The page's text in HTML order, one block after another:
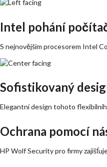
Intel pohání
S nejnovějším procesorem Intel
Sofistikovaný
Elegantní design tohoto
Ochrana pomocí
HP Wolf Security pro firmy